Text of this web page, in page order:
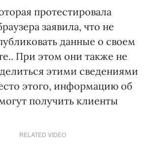
протестировала
заявила, что не
данные о своем
При этом они также не
этими сведениями
этого, информацию об
получить клиенты
RELATED VIDEO